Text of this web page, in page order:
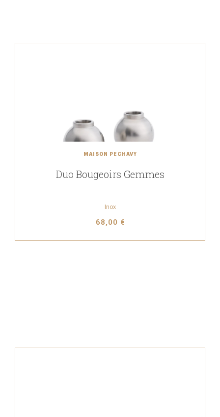
MAISON PECHAVY
Duo Bougeoirs Gemmes
Inox
68,00 €